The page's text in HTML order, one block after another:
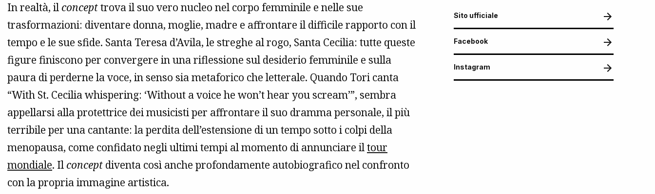
In realtà, il concepttrova il suo vero nucleo nel corpo femminile e nelle sue
trasformazioni: diventare donna, moglie, madre e affrontare il difficile rapporto con il
tempo e le sue sfide. Santa Teresa d’Avila, le streghe al rogo, Santa Cecilia: tutte queste
figure finiscono per convergere in una riflessione sul desiderio femminile e sulla
paura di perderne la voce, in senso sia metaforico che letterale. Quando Tori canta
“With St. Cecilia whispering: ‘Without a voice he won’t hear you scream’”, sembra
appellarsi alla protettrice dei musicisti per affrontare il suo dramma personale, il più
terribile per una cantante: la perdita dell’estensione di un tempo sotto i colpi della
menopausa, come confidato negli ultimi tempi al momento di annunciare iltour
mondiale. Il concept diventa così anche profondamente autobiografico nel confronto
con la propria immagine artistica.
Sito ufficiale
Facebook
Instagram